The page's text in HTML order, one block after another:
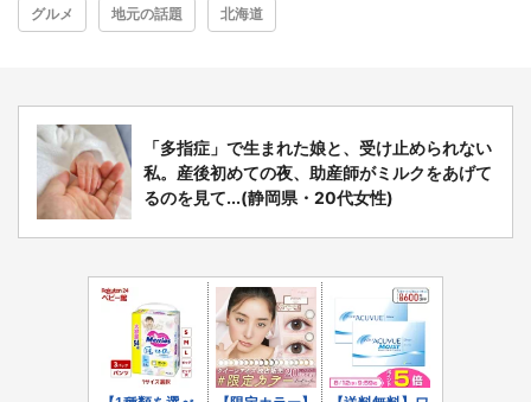
グルメ 地元の話題 北海道
「多指症」で生まれた娘と、受け止められない
私。産後初めての夜、助産師がミルクをあげて
るのを見て...(静岡県・20代女性)